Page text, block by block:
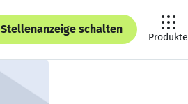
Stellenanzeige schalten
Produkte